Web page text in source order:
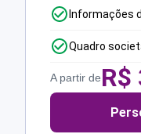
Informações
Quadro
A partir deR$